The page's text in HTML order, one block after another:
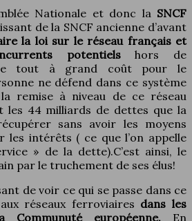
Nationale et donc la SNCF
de la SNCF ancienne d’avant
la loi sur le réseau français et
potentielshors de
tout à grand coût pour le
ne défend dans ce système
remise à niveau de ce réseau
les 44 milliards de dettes que la
sans avoir les moyens
les intérêts ( ce que l’on appelle
» de la dette).C’est ainsi, le
par le truchement de ses élus!
de voir ce qui se passe dans ce
réseaux ferroviaires dans les
européenne.En